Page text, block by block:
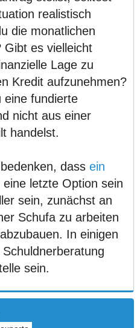
realistisch
die monatlichen
Gibt es vielleicht
Lage zu
Kredit aufzunehmen?
eine fundierte
nicht aus einer
handelst.
dass ein
eine letzte Option sein
sein, zunächst an
Schufa zu arbeiten
In einigen
sein.